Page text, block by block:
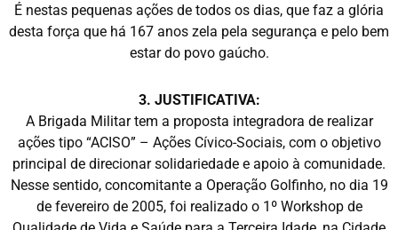
É nestas pequenas ações de todos os dias, que faz a glória
desta força que há 167 anos zela pela segurança e pelo bem
estar do povo gaúcho.
3. JUSTIFICATIVA:
A Brigada Militar tem a proposta integradora de realizar
ações tipo “ACISO” – Ações Cívico-Sociais, com o objetivo
principal de direcionar solidariedade e apoio à comunidade.
Nesse sentido, concomitante a Operação Golfinho, no dia 19
de fevereiro de 2005, foi realizado o 1º Workshop de